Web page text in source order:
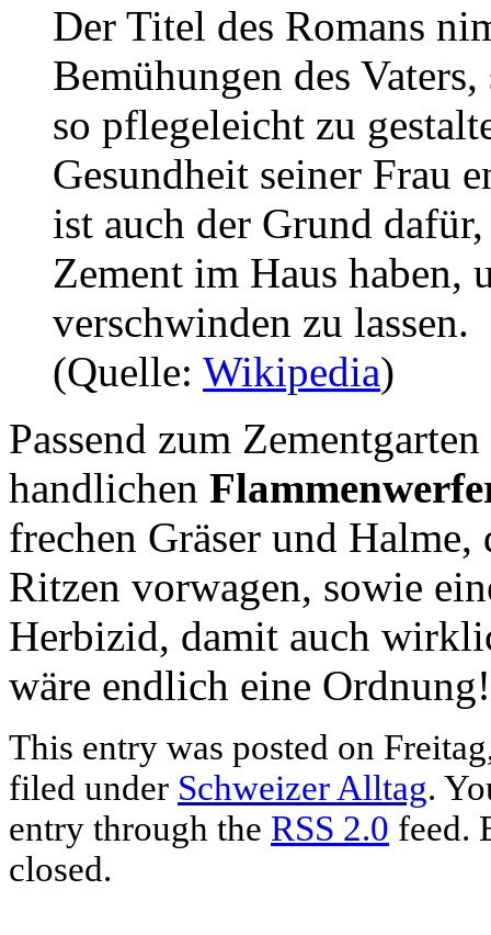
Der Titel des Romans
Bemühungen des
so pflegeleicht zu
Gesundheit seiner Frau
ist auch der Grund
Zement im Haus haben,
verschwinden zu lassen.
(Quelle: Wikipedia)
Passend zum
handlichen
frechen Gräser und
Ritzen vorwagen, sowie
Herbizid, damit auch
wäre endlich eine Ordnung!
This entry was posted on
filed under Schweizer Alltag.
entry through the RSS 2.0 feed.
closed.